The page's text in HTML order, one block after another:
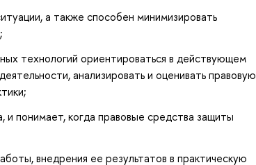
а также способен минимизировать
технологий ориентироваться в действующем
анализировать и оценивать правовую
понимает, когда правовые средства защиты
внедрения ее результатов в практическую